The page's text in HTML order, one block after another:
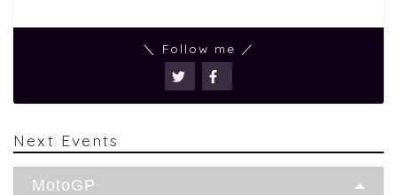
＼ Follow me ／
Next Events
MotoGP